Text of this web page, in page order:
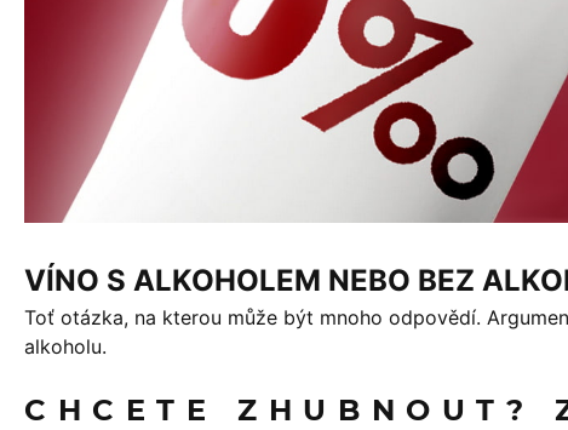
VÍNO S ALKOHOLEM NEBO BEZ
Toť otázka, na kterou může být mnoho odpovědí.
alkoholu.
CHCETE ZHUBNOUT?